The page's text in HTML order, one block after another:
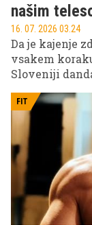
našim
16. 07. 2026 03.24
Da je kajenje
vsakem
Sloveniji
prinaša
starostnih
nehali
povedala, da
kajenju 'ne'.
FIT